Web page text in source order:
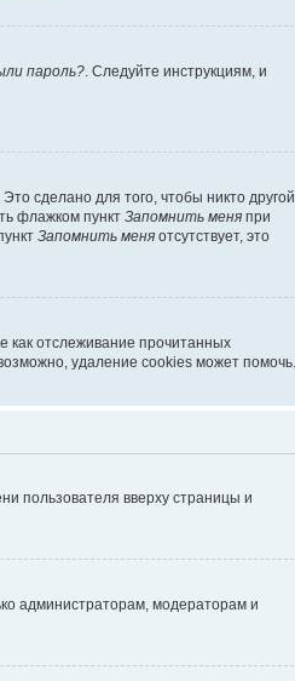
пароль? . Следуйте инструкциям, и
сделано для того, чтобы никто другой
флажком пункт Запомнить меня при
Запомнить меня отсутствует, это
как отслеживание прочитанных
удаление cookies может помочь.
пользователя вверху страницы и
администраторам, модераторам и